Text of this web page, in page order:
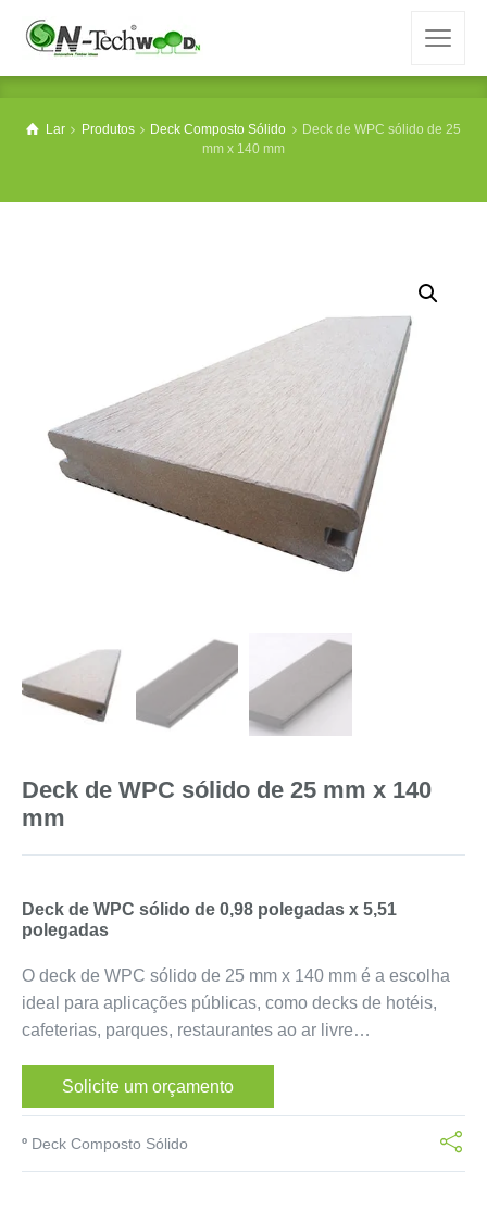
Lar Produtos Deck Composto Sólido
Deck de WPC sólido de 25
mm x 140 mm
Deck de WPC sólido de 25 mm x 140
mm
Deck de WPC sólido de 0,98 polegadas x 5,51
polegadas
O deck de WPC sólido de 25 mm x 140 mm é a escolha
ideal para aplicações públicas, como decks de hotéis,
cafeterias, parques, restaurantes ao ar livre…
Solicite um orçamento
º Deck Composto Sólido